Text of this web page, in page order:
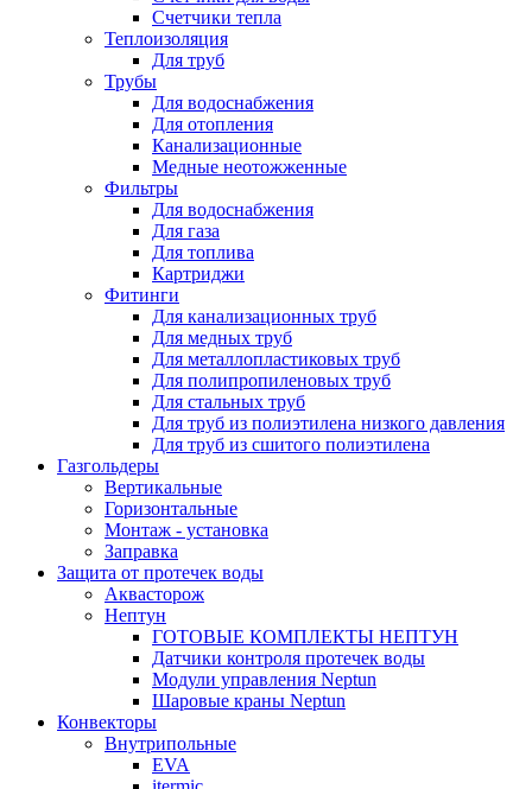
Счетчики тепла
Теплоизоляция
Для труб
Трубы
Для водоснабжения
Для отопления
Канализационные
Медные неотожженные
Фильтры
Для водоснабжения
Для газа
Для топлива
Картриджи
Фитинги
Для канализационных труб
Для медных труб
Для металлопластиковых труб
Для полипропиленовых труб
Для стальных труб
Для труб из полиэтилена низкого давления
Для труб из сшитого полиэтилена
Газгольдеры
Вертикальные
Горизонтальные
Монтаж - установка
Заправка
Защита от протечек воды
Аквасторож
Нептун
ГОТОВЫЕ КОМПЛЕКТЫ НЕПТУН
Датчики контроля протечек воды
Модули управления Neptun
Шаровые краны Neptun
Конвекторы
Внутрипольные
EVA